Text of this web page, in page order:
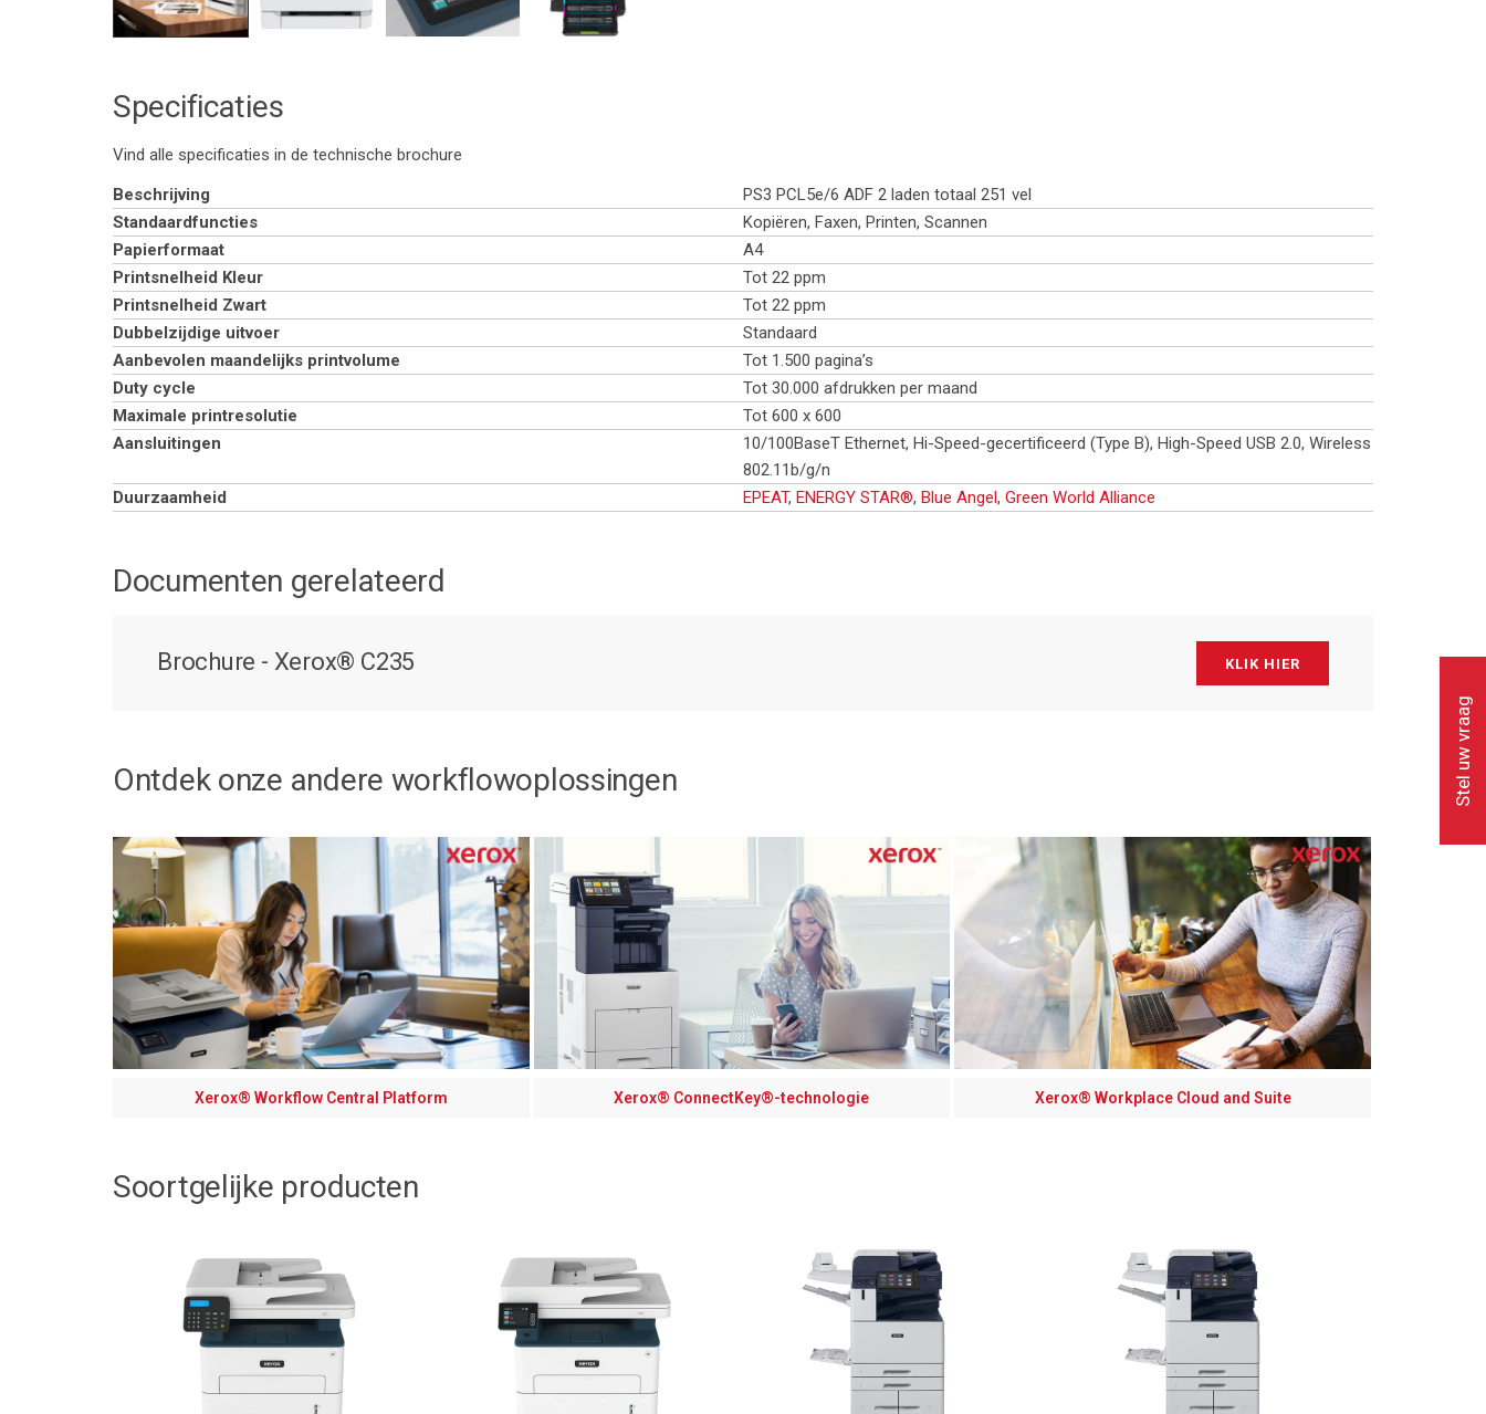
Specificaties
Vind alle specificaties in de technische brochure
Beschrijving
PS3 PCL5e/6 ADF 2 laden totaal 251 vel
Standaardfuncties
Kopiëren, Faxen, Printen, Scannen
Papierformaat
A4
Printsnelheid Kleur
Tot 22 ppm
Printsnelheid Zwart
Tot 22 ppm
Dubbelzijdige uitvoer
Standaard
Aanbevolen maandelijks printvolume
Tot 1.500 pagina’s
Duty cycle
Tot 30.000 afdrukken per maand
Maximale printresolutie
Tot 600 x 600
Aansluitingen
10/100BaseT Ethernet, Hi-Speed-gecertificeerd (Type B), High-Speed USB 2.0, Wireless
802.11b/g/n
Duurzaamheid
EPEAT, ENERGY STAR®, Blue Angel, Green World Alliance
Documenten gerelateerd
Brochure - Xerox® C235 KLIK HIER
Ontdek onze andere workflowoplossingen
Xerox® Workflow Central Platform Xerox® ConnectKey®-technologie Xerox® Workplace Cloud and Suite
Soortgelijke producten
Stel uw vraag